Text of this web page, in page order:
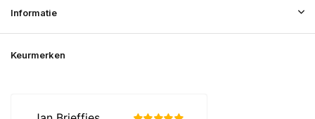
Informatie
Keurmerken